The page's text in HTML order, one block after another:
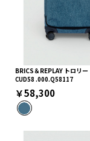
BRICS＆REPLAY トロリー
CUD58 .000.Q58117
￥58,300